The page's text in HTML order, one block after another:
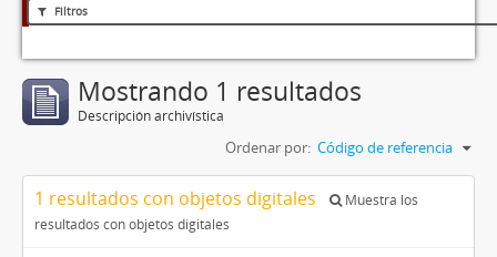
Filtros
Mostrando 1 resultados
Descripción archivística
Ordenar por: Código de referencia
1 resultados con objetos digitales
Muestra los
resultados con objetos digitales